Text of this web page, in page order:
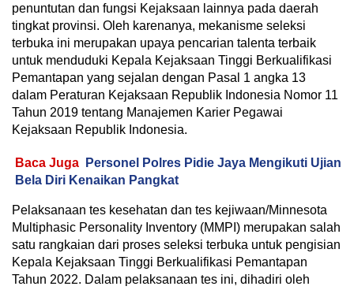
penuntutan dan fungsi Kejaksaan lainnya pada daerah
tingkat provinsi. Oleh karenanya, mekanisme seleksi
terbuka ini merupakan upaya pencarian talenta terbaik
untuk menduduki Kepala Kejaksaan Tinggi Berkualifikasi
Pemantapan yang sejalan dengan Pasal 1 angka 13
dalam Peraturan Kejaksaan Republik Indonesia Nomor 11
Tahun 2019 tentang Manajemen Karier Pegawai
Kejaksaan Republik Indonesia.
Baca Juga
Personel Polres Pidie Jaya Mengikuti Ujian
Bela Diri Kenaikan Pangkat
Pelaksanaan tes kesehatan dan tes kejiwaan/Minnesota
Multiphasic Personality Inventory (MMPI) merupakan salah
satu rangkaian dari proses seleksi terbuka untuk pengisian
Kepala Kejaksaan Tinggi Berkualifikasi Pemantapan
Tahun 2022. Dalam pelaksanaan tes ini, dihadiri oleh